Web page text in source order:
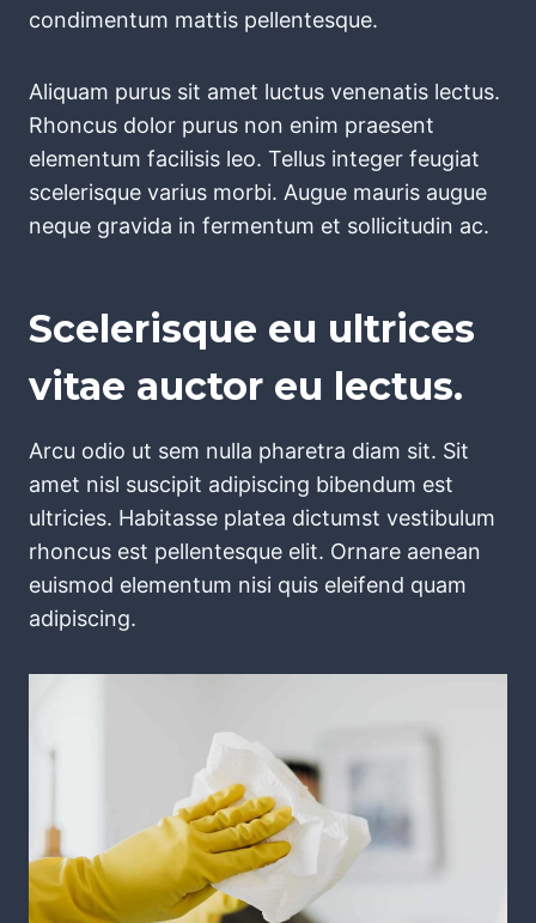
condimentum mattis pellentesque.
Aliquam purus sit amet luctus venenatis lectus.
Rhoncus dolor purus non enim praesent
elementum facilisis leo. Tellus integer feugiat
scelerisque varius morbi. Augue mauris augue
neque gravida in fermentum et sollicitudin ac.
Scelerisque eu ultrices
vitae auctor eu lectus.
Arcu odio ut sem nulla pharetra diam sit. Sit
amet nisl suscipit adipiscing bibendum est
ultricies. Habitasse platea dictumst vestibulum
rhoncus est pellentesque elit. Ornare aenean
euismod elementum nisi quis eleifend quam
adipiscing.